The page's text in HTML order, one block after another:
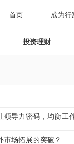
首页 成为行
投资理财
领导力密码，均衡工
市场拓展的突破？